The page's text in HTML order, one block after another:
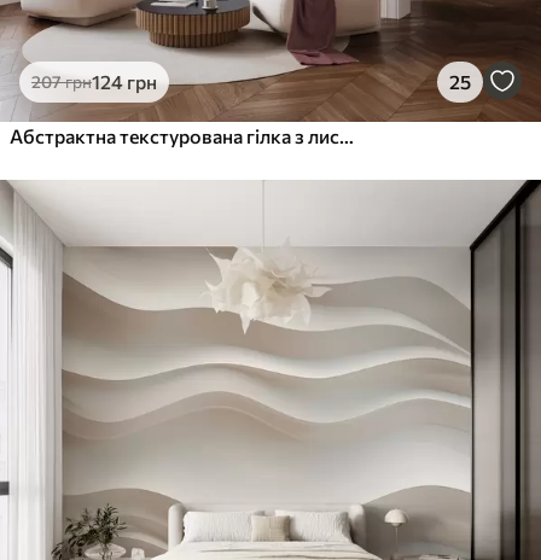
207грн124 грн 25